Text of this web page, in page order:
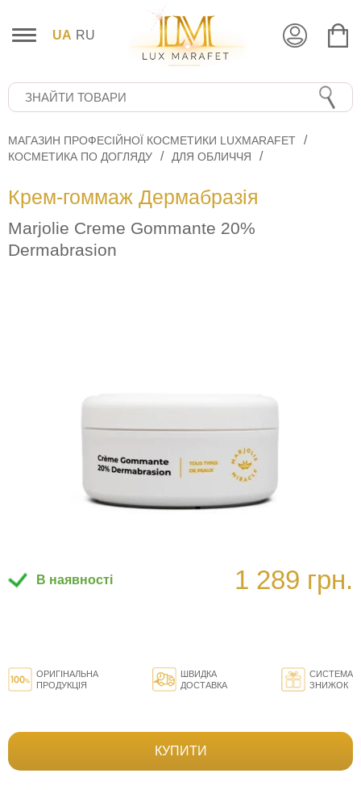
UA RU
МАГАЗИН ПРОФЕСІЙНОЇ КОСМЕТИКИ LUXMARAFET
КОСМЕТИКА ПО ДОГЛЯДУ
ДЛЯ ОБЛИЧЧЯ
Крем-гоммаж Дермабразія
Marjolie Creme Gommante 20%
Dermabrasion
В наявності 1 289 грн.
ОРИГІНАЛЬНА
ПРОДУКЦІЯ
ШВИДКА
ДОСТАВКА
СИСТЕМА
ЗНИЖОК
КУПИТИ